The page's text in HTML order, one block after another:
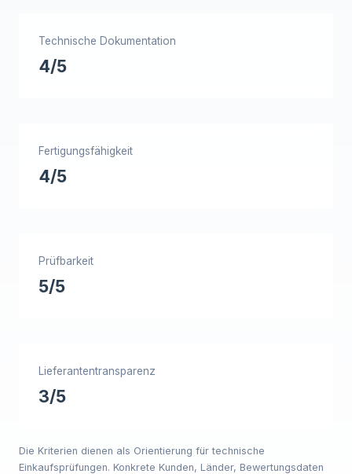
Technische Dokumentation
4/5
Fertigungsfähigkeit
4/5
Prüfbarkeit
5/5
Lieferantentransparenz
3/5
Die Kriterien dienen als Orientierung für technische
Einkaufsprüfungen. Konkrete Kunden, Länder, Bewertungsdaten